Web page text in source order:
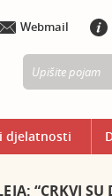
Webmail
djelatnosti
“CRKVI